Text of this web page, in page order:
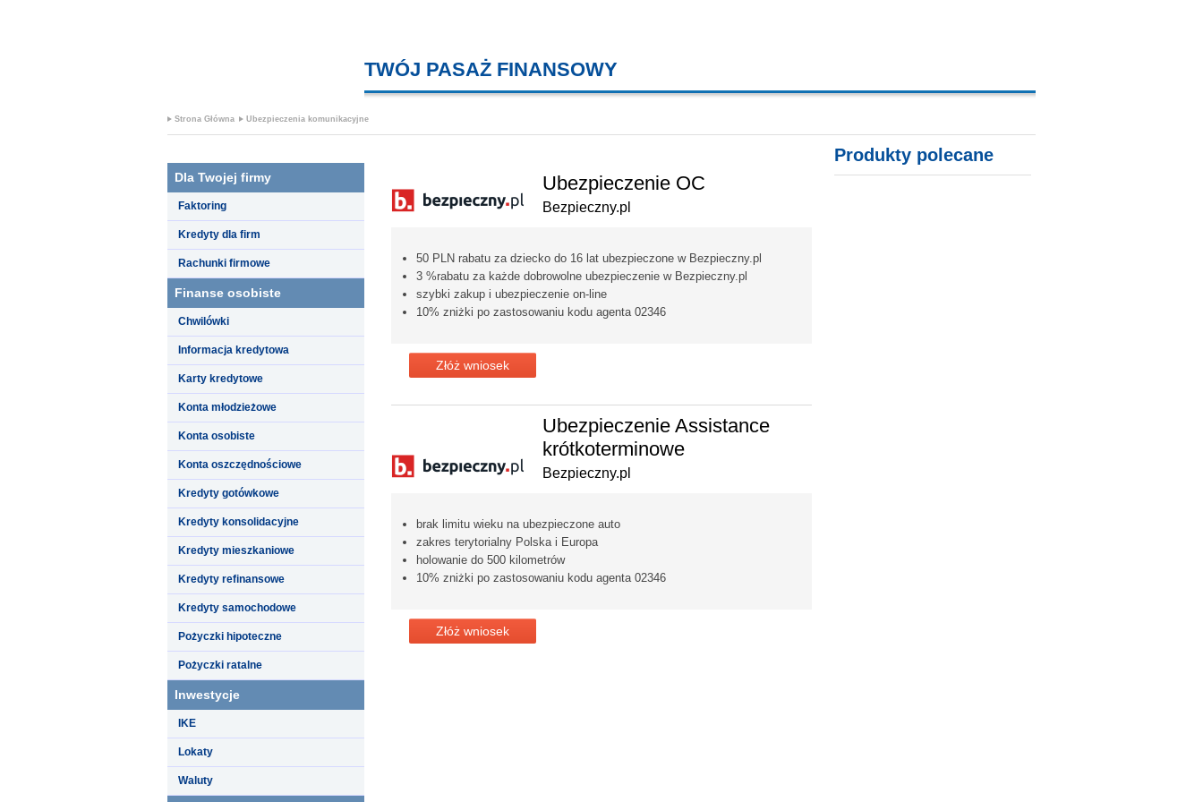
TWÓJ PASAŻ FINANSOWY
Strona Główna Ubezpieczenia komunikacyjne
Dla Twojej firmy
Faktoring
Kredyty dla firm
Rachunki firmowe
Finanse osobiste
Chwilówki
Informacja kredytowa
Karty kredytowe
Konta młodzieżowe
Konta osobiste
Konta oszczędnościowe
Kredyty gotówkowe
Kredyty konsolidacyjne
Kredyty mieszkaniowe
Kredyty refinansowe
Kredyty samochodowe
Pożyczki hipoteczne
Pożyczki ratalne
Inwestycje
IKE
Lokaty
Waluty
Ubezpieczenie OC
Bezpieczny.pl
50 PLN rabatu za dziecko do 16 lat ubezpieczone w Bezpieczny.pl
3 %rabatu za każde dobrowolne ubezpieczenie w Bezpieczny.pl
szybki zakup i ubezpieczenie on-line
10% zniżki po zastosowaniu kodu agenta 02346
Złóż wniosek
Ubezpieczenie Assistance
krótkoterminowe
Bezpieczny.pl
brak limitu wieku na ubezpieczone auto
zakres terytorialny Polska i Europa
holowanie do 500 kilometrów
10% zniżki po zastosowaniu kodu agenta 02346
Złóż wniosek
Produkty polecane